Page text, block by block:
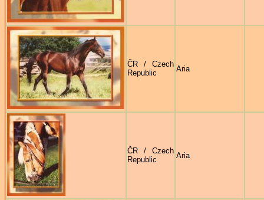
ČR / Czech
Republic
Aria
ČR / Czech
Republic
Aria